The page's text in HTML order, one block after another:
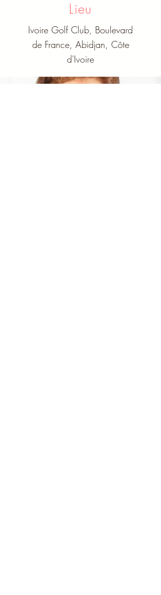
Lieu
Ivoire Golf Club, Boulevard
de France, Abidjan, Côte
d'Ivoire